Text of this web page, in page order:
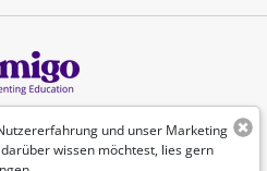
und unser Marketing
wissen möchtest, lies gern